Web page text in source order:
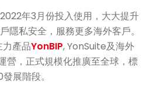
年3月份投入使用，大大提升
隱私安全，服務更多海外客戶。
產品YonBIP, YonSuite及海外
營，正式規模化推廣至全球，標
展階段。